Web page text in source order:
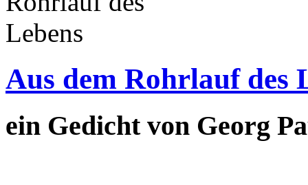
Aus dem Rohrlauf des
ein Gedicht von Georg